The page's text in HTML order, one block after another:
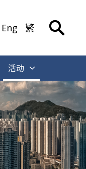
Eng 繁
活动